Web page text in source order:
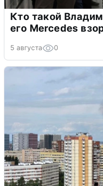
Кто такой
его Mercedes
5 августа 0